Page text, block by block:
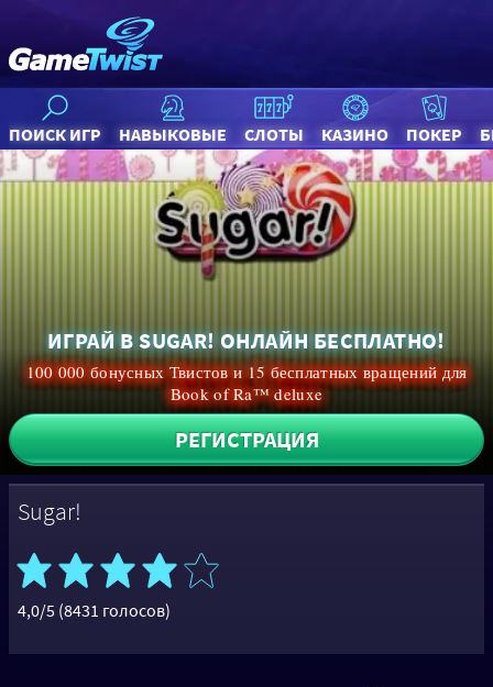
ПОИСК ИГР НАВЫКОВЫЕ СЛОТЫ КАЗИНО ПОКЕР
ИГРАЙ В SUGAR! ОНЛАЙН БЕСПЛАТНО!
100 000 бонусных Твистов и 15 бесплатных вращений для
Book of Ra™ deluxe
РЕГИСТРАЦИЯ
Sugar!
4,0/5 (8431 голосов)